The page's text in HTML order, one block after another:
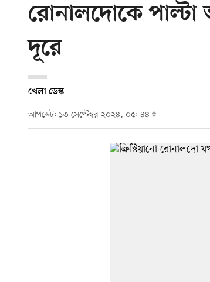
রোনালদোকে
দূরে
খেলা ডেস্ক
আপডেট: ১৩ সেপ্টেম্বর ২০২৪, ০৫: ৪৪